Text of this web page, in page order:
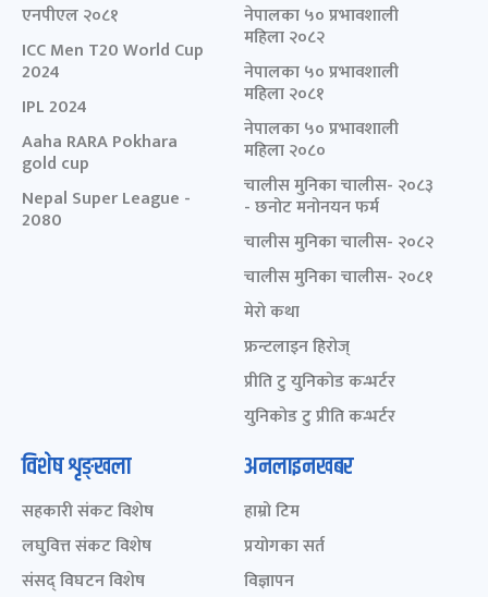
एनपीएल २०८१
ICC Men T20 World Cup
2024
IPL 2024
Aaha RARA Pokhara
gold cup
Nepal Super League -
2080
नेपालका ५० प्रभावशाली
महिला २०८२
नेपालका ५० प्रभावशाली
महिला २०८१
नेपालका ५० प्रभावशाली
महिला २०८०
चालीस मुनिका चालीस- २०८३
- छनोट मनोनयन फर्म
चालीस मुनिका चालीस- २०८२
चालीस मुनिका चालीस- २०८१
मेरो कथा
फ्रन्टलाइन हिरोज्
प्रीति टु युनिकोड कन्भर्टर
युनिकोड टु प्रीति कन्भर्टर
विशेष शृङ्खला
सहकारी संकट विशेष
लघुवित्त संकट विशेष
संसद् विघटन विशेष
अनलाइनखबर
हाम्रो टिम
प्रयोगका सर्त
विज्ञापन